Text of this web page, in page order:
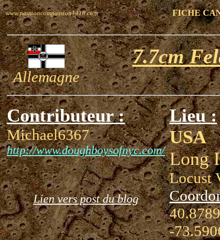
www.passioncompassion1418.com FICHE
Allemagne
7.7cm
Contributeur :
Michael6367
http://www.doughboysofnyc.com/
Lien vers post du blog
Lieu :
USA
Long
Locust
-